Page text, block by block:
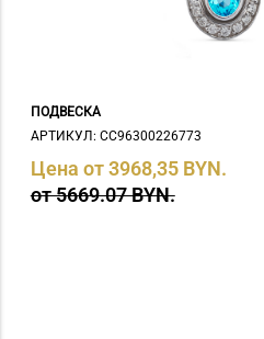
ПОДВЕСКА
АРТИКУЛ: СC96300226773
Цена от 3968,35 BYN.
от 5669.07 BYN.